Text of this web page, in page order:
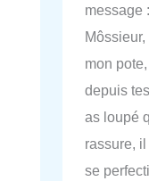
message
mon
depuis
as loupé
rassure,
se